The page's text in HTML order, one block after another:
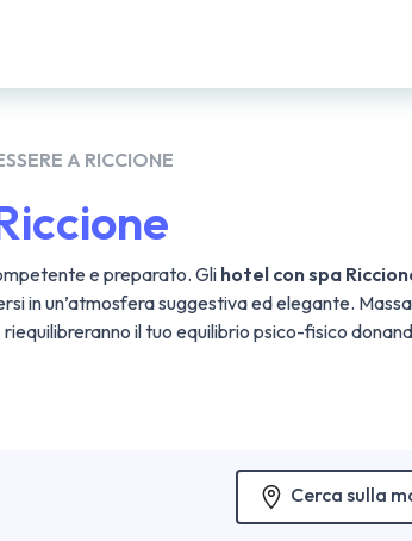
A RICCIONE
e preparato. Gli hotel con spa
in un’atmosfera suggestiva ed elegante.
il tuo equilibrio psico-fisico
Cerca sulla